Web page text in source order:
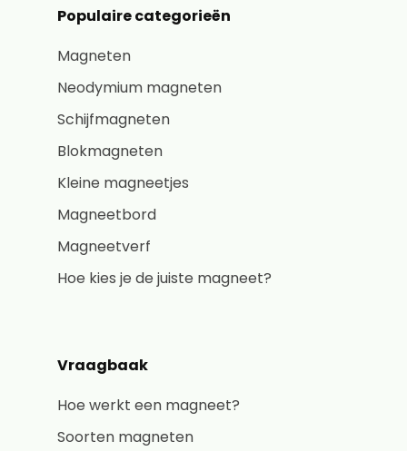
Populaire categorieën
Magneten
Neodymium magneten
Schijfmagneten
Blokmagneten
Kleine magneetjes
Magneetbord
Magneetverf
Hoe kies je de juiste magneet?
Vraagbaak
Hoe werkt een magneet?
Soorten magneten